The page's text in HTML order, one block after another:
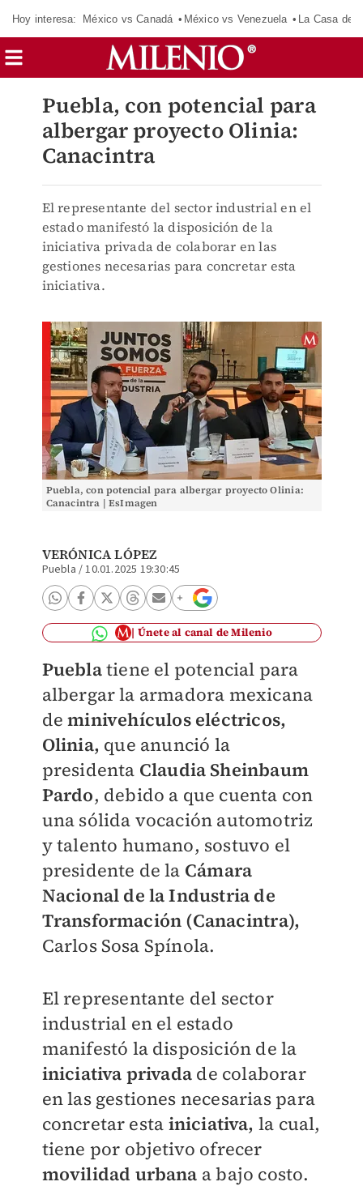
Hoy interesa: México vs Canadá México vs Venezuela La Casa de
Puebla, con potencial para
albergar proyecto Olinia:
Canacintra
El representante del sector industrial en el
estado manifestó la disposición de la
iniciativa privada de colaborar en las
gestiones necesarias para concretar esta
iniciativa.
Puebla, con potencial para albergar proyecto Olinia:
Canacintra | EsImagen
VERÓNICA LÓPEZ
Puebla /10.01.2025 19:30:45
Únete al canal de Milenio
Pueblatiene el potencial para
albergar la armadora mexicana
deminivehículos eléctricos,
Olinia, que anunció la
presidenta Claudia Sheinbaum
Pardo, debido a que cuenta con
una sólida vocación automotriz
y talento humano, sostuvo el
presidente de la Cámara
Nacional de la Industria de
Transformación (Canacintra),
Carlos Sosa Spínola.
El representante del sector
industrial en el estado
manifestó la disposición de la
iniciativa privada de colaborar
en las gestiones necesarias para
concretar esta iniciativa, la cual,
tiene por objetivo ofrecer
movilidad urbana a bajo costo.